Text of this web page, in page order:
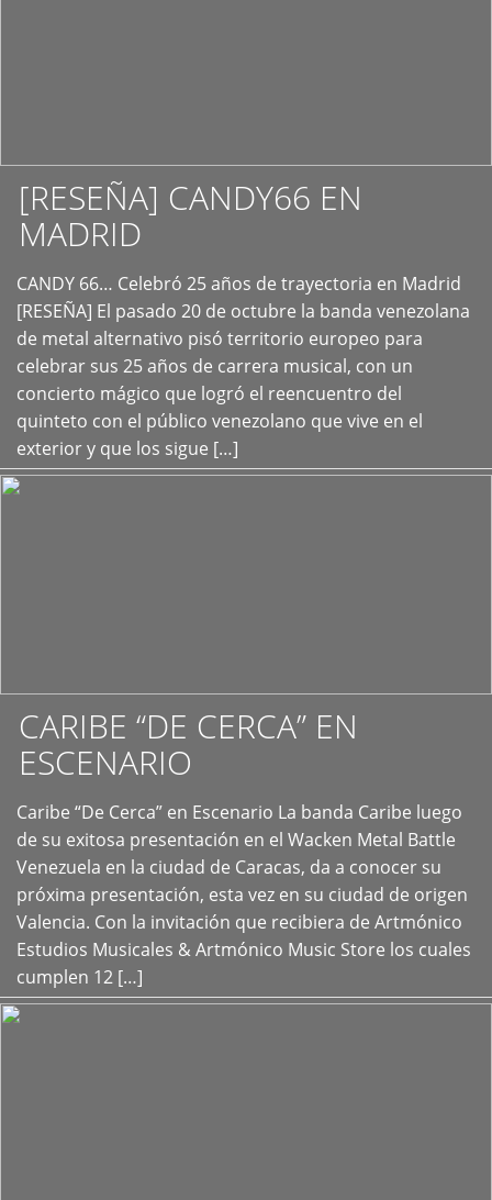
[RESEÑA] CANDY66 EN
MADRID
CANDY 66… Celebró 25 años de trayectoria en Madrid
[RESEÑA] El pasado 20 de octubre la banda venezolana
de metal alternativo pisó territorio europeo para
celebrar sus 25 años de carrera musical, con un
concierto mágico que logró el reencuentro del
quinteto con el público venezolano que vive en el
exterior y que los sigue […]
+
CARIBE “DE CERCA” EN
ESCENARIO
Caribe “De Cerca” en Escenario La banda Caribe luego
de su exitosa presentación en el Wacken Metal Battle
Venezuela en la ciudad de Caracas, da a conocer su
próxima presentación, esta vez en su ciudad de origen
Valencia. Con la invitación que recibiera de Artmónico
Estudios Musicales & Artmónico Music Store los cuales
cumplen 12 […]
+